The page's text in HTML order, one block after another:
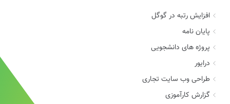
افزایش رتبه در گوگل
پایان نامه
پروژه های دانشجویی
درایور
طراحی وب سایت تجاری
گزارش کارآموزی